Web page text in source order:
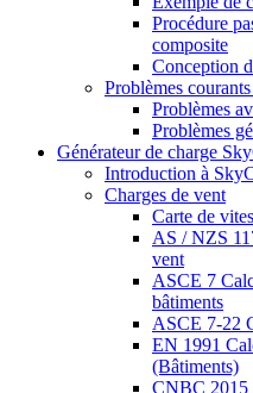
Procédure
composite
Conception
Problèmes
Problèmes
Problèmes
Générateur de charge
Introduction à
Charges de vent
Carte de
AS / NZS
vent
ASCE 7
bâtiments
ASCE 7-22
EN 1991
(Bâtiments)
CNBC 2015